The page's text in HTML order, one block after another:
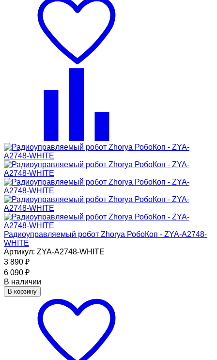
Радиоуправляемый робот Zhorya РобоКоп - ZYA-A2748-
WHITE
Артикул: ZYA-A2748-WHITE
3 890 ₽
6 090 ₽
В наличии
В корзину